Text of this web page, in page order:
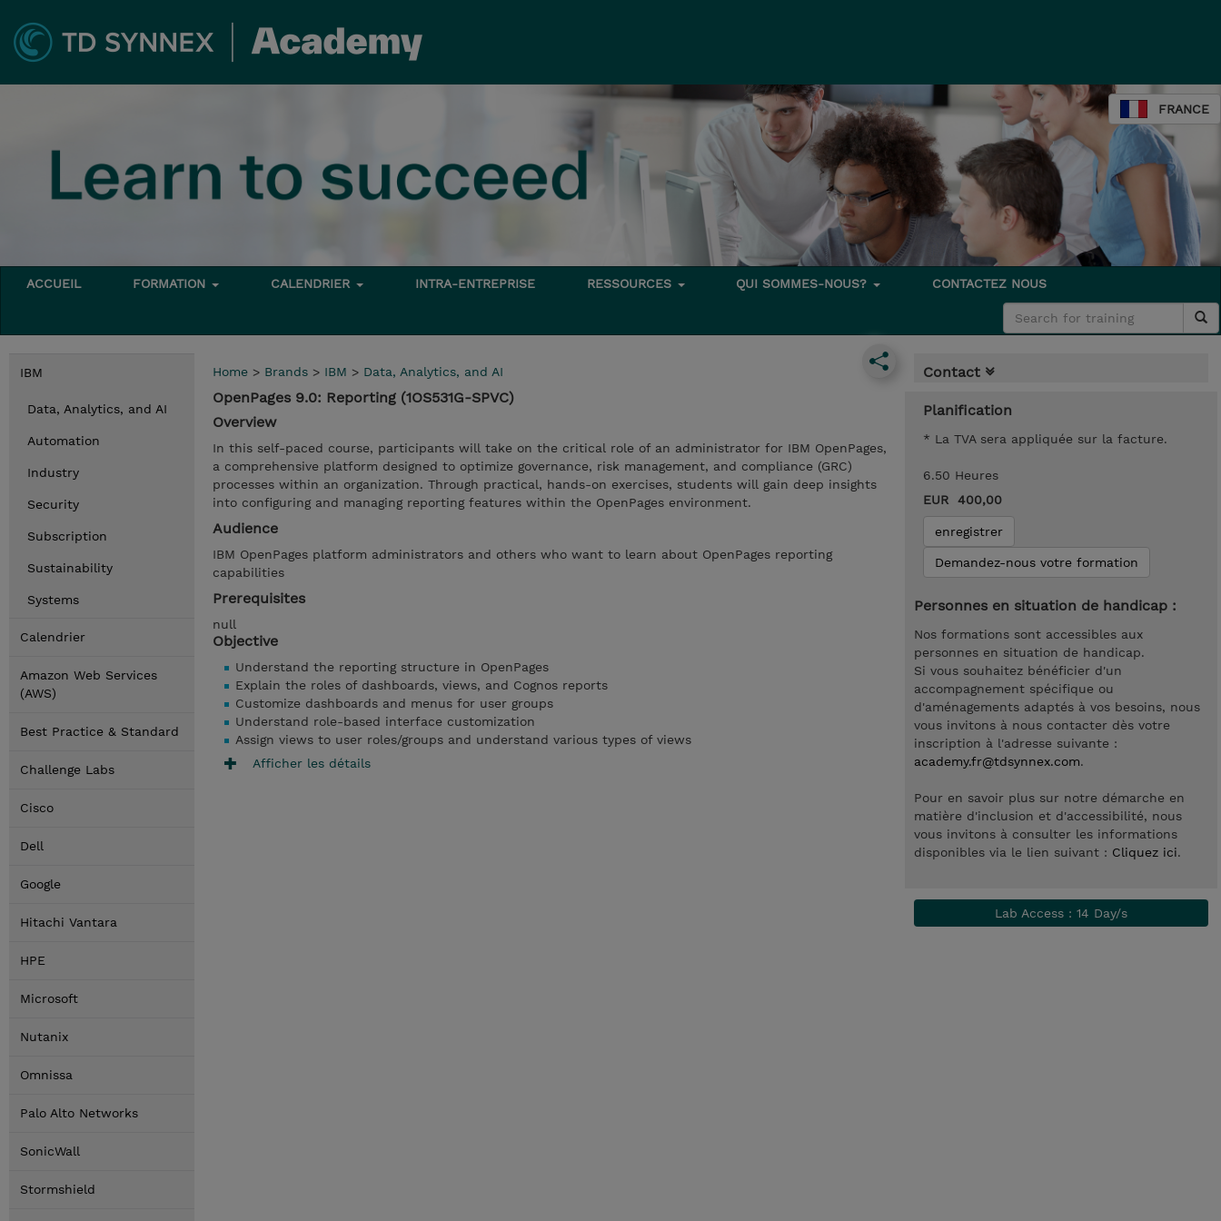
FRANCE
ACCUEIL FORMATION CALENDRIER INTRA-ENTREPRISE RESSOURCES QUI SOMMES-NOUS? CONTACTEZ NOUS
IBM
Data, Analytics, and AI
Automation
Industry
Security
Subscription
Sustainability
Systems
Calendrier
Amazon Web Services
(AWS)
Best Practice & Standard
Challenge Labs
Cisco
Dell
Google
Hitachi Vantara
HPE
Microsoft
Nutanix
Omnissa
Palo Alto Networks
SonicWall
Stormshield
Home > Brands > IBM > Data, Analytics, and AI
OpenPages 9.0: Reporting (1OS531G-SPVC)
Overview
In this self-paced course, participants will take on the critical role of an administrator for IBM OpenPages,
a comprehensive platform designed to optimize governance, risk management, and compliance (GRC)
processes within an organization. Through practical, hands-on exercises, students will gain deep insights
into configuring and managing reporting features within the OpenPages environment.
Audience
IBM OpenPages platform administrators and others who want to learn about OpenPages reporting
capabilities
Prerequisites
null
Objective
Understand the reporting structure in OpenPages
Explain the roles of dashboards, views, and Cognos reports
Customize dashboards and menus for user groups
Understand role-based interface customization
Assign views to user roles/groups and understand various types of views
Afficher les détails
Contact
Planification
* La TVA sera appliquée sur la facture.
6.50 Heures
EUR 400,00
enregistrer
Demandez-nous votre formation
Personnes en situation de handicap :
Nos formations sont accessibles aux
personnes en situation de handicap.
Si vous souhaitez bénéficier d'un
accompagnement spécifique ou
d'aménagements adaptés à vos besoins, nous
vous invitons à nous contacter dès votre
inscription à l'adresse suivante :
academy.fr@tdsynnex.com.
Pour en savoir plus sur notre démarche en
matière d'inclusion et d'accessibilité, nous
vous invitons à consulter les informations
disponibles via le lien suivant : Cliquez ici.
Lab Access : 14 Day/s